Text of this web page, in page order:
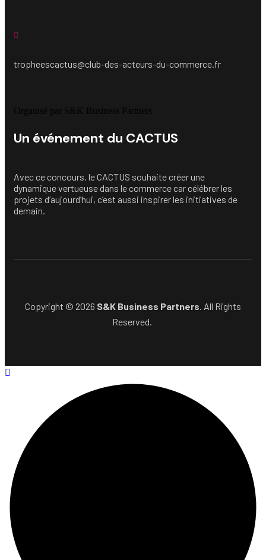
tropheescactus@club-des-acteurs-du-commerce.fr
Organisé par S&K Business Partners
Un événement du CACTUS
Avec ce concours, le CACTUS souhaite créer une
dynamique vertueuse dans le commerce car célébrer les
projets d’aujourd’hui, c’est aussi inspirer les initiatives de
demain.
Copyright © 2026 S&K Business Partners . All Rights
Reserved.